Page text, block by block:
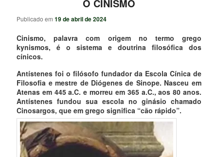
O CINISMO
Publicado em19 de abril de 2024
Cinismo, palavra com origem no termo grego
kynismos, é o sistema e doutrina filosófica dos
cínicos.
Antístenes foi o filósofo fundador da Escola Cínica de
Filosofia e mestre de Diógenes de Sinope. Nasceu em
Atenas em 445 a.C. e morreu em 365 a.C., aos 80 anos.
Antístenes fundou sua escola no ginásio chamado
Cinosargos, que em grego significa “cão rápido”.